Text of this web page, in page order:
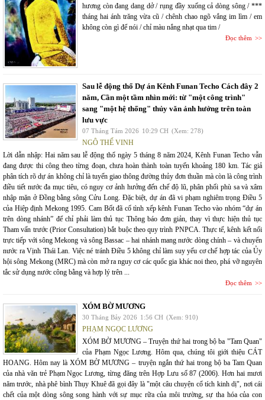
hương còn đang dang dở / rụng đầy xuống cả dòng sông / ***
tháng hai ánh trăng vừa cũ / chênh chao ngõ vắng im lìm / em
không còn gì để nói / chỉ màu nắng nhạt qua tim /
Đọc thêm
Sau lễ động thổ Dự án Kênh Funan Techo Cách đây 2
năm, Cần một tầm nhìn mới: từ "một công trình"
sang "một hệ thống" thủy văn ảnh hưởng trên toàn
lưu vực
07 Tháng Tám 2026 10:29 CH (Xem: 278)
NGÔ THẾ VINH
Lời dẫn nhập: Hai năm sau lễ động thổ ngày 5 tháng 8 năm 2024, Kênh Funan Techo vẫn
đang được thi công theo từng đoạn, chưa hoàn thành toàn tuyến khoảng 180 km. Tác giả
phân tích rõ dự án không chỉ là tuyến giao thông đường thủy đơn thuần mà còn là công trình
điều tiết nước đa mục tiêu, có nguy cơ ảnh hưởng đến chế độ lũ, phân phối phù sa và xâm
nhập mặn ở Đồng bằng sông Cửu Long. Đặc biệt, dự án đã vi phạm nghiêm trọng Điều 5
của Hiệp định Mekong 1995. Cam Bốt đã cố tình xếp kênh Funan Techo vào nhóm “dự án
trên dòng nhánh” để chỉ phải làm thủ tục Thông báo đơn giản, thay vì thực hiện thủ tục
Tham vấn trước (Prior Consultation) bắt buộc theo quy trình PNPCA. Thực tế, kênh kết nối
trực tiếp với sông Mekong và sông Bassac – hai nhánh mang nước dòng chính – và chuyển
nước ra Vịnh Thái Lan. Việc né tránh Điều 5 không chỉ làm suy yếu cơ chế hợp tác của Ủy
hội sông Mekong (MRC) mà còn mở ra nguy cơ các quốc gia khác noi theo, phá vỡ nguyên
tắc sử dụng nước công bằng và hợp lý trên ...
Đọc thêm
XÓM BỜ MƯƠNG
30 Tháng Bảy 2026 1:56 CH (Xem: 910)
PHẠM NGỌC LƯƠNG
XÓM BỜ MƯƠNG – Truyện thứ hai trong bộ ba "Tam Quan"
của Phạm Ngọc Lương. Hôm qua, chúng tôi giới thiệu CÁT
HOANG. Hôm nay là XÓM BỜ MƯƠNG – truyện ngắn thứ hai trong bộ ba Tam Quan
của nhà văn trẻ Phạm Ngọc Lương, từng đăng trên Hợp Lưu số 87 (2006). Hơn hai mươi
năm trước, nhà phê bình Thụy Khuê đã gọi đây là "một câu chuyện cổ tích kinh dị", nơi cái
chết của một dòng sông song hành với sự mục rữa của môi trường, sự tha hóa của con